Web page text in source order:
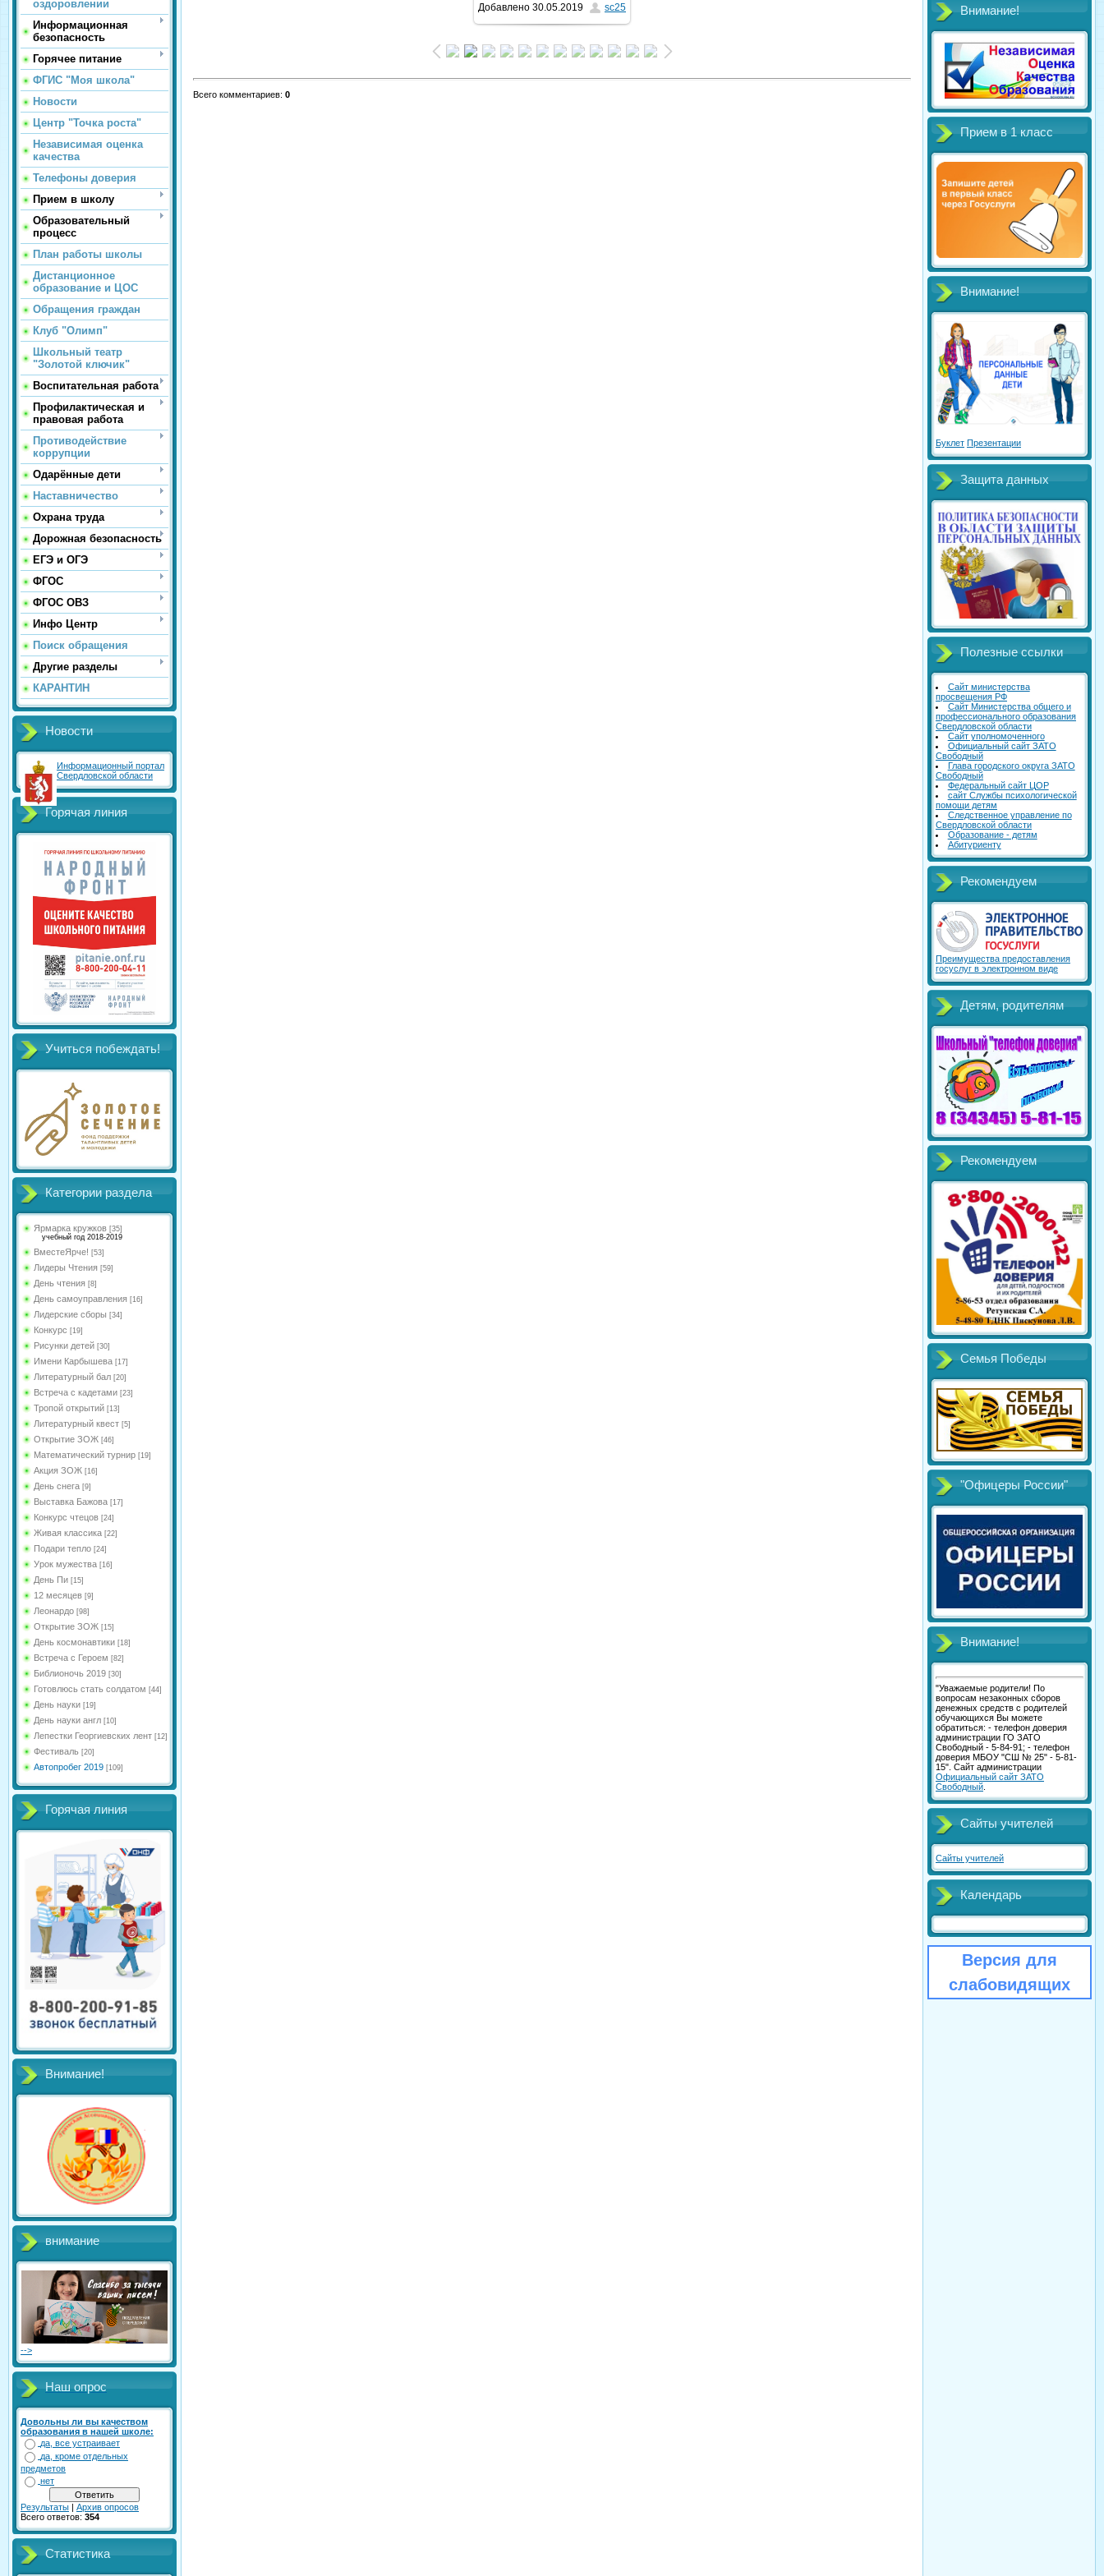
оздоровлении
Информационная
безопасность
Горячее питание
ФГИС "Моя школа"
Новости
Центр "Точка роста"
Независимая оценка
качества
Телефоны доверия
Прием в школу
Образовательный
процесс
План работы школы
Дистанционное
образование и ЦОС
Обращения граждан
Клуб "Олимп"
Школьный театр
"Золотой ключик"
Воспитательная работа
Профилактическая и
правовая работа
Противодействие
коррупции
Одарённые дети
Наставничество
Охрана труда
Дорожная безопасность
ЕГЭ и ОГЭ
ФГОС
ФГОС ОВЗ
Инфо Центр
Поиск обращения
Другие разделы
КАРАНТИН
Новости
Информационный портал
Свердловской области
Горячая линия
Учиться побеждать!
Категории раздела
Ярмарка кружков [35]
учебный год 2018-2019
ВместеЯрче! [53]
Лидеры Чтения [59]
День чтения [8]
День самоуправления [16]
Лидерские сборы [34]
Конкурс [19]
Рисунки детей [30]
Имени Карбышева [17]
Литературный бал [20]
Встреча с кадетами [23]
Тропой открытий [13]
Литературный квест [5]
Открытие ЗОЖ [46]
Математический турнир [19]
Акция ЗОЖ [16]
День снега [9]
Выставка Бажова [17]
Конкурс чтецов [24]
Живая классика [22]
Подари тепло [24]
Урок мужества [16]
День Пи [15]
12 месяцев [9]
Леонардо [98]
Открытие ЗОЖ [15]
День космонавтики [18]
Встреча с Героем [82]
Библионочь 2019 [30]
Готовлюсь стать солдатом [44]
День науки [19]
День науки англ [10]
Лепестки Георгиевских лент [12]
Фестиваль [20]
Автопробег 2019 [109]
Горячая линия
Внимание!
внимание
-->
Наш опрос
Довольны ли вы качеством
образования в нашей школе:
да, все устраивает
да, кроме отдельных
предметов
нет
Результаты | Архив опросов
Всего ответов: 354
Статистика
1024x683/ 371.5Kb
Добавлено 30.05.2019 sc25
Всего комментариев: 0
Внимание!
Прием в 1 класс
Внимание!
Буклет Презентации
Защита данных
Полезные ссылки
Сайт министерства
просвещения РФ
Сайт Министерства общего и
профессионального образования
Свердловской области
Сайт уполномоченного
Официальный сайт ЗАТО
Свободный
Глава городского округа ЗАТО
Свободный
Федеральный сайт ЦОР
сайт Службы психологической
помощи детям
Следственное управление по
Свердловской области
Образование - детям
Абитуриенту
Рекомендуем
Преимущества предоставления
госуслуг в электронном виде
Детям, родителям
Рекомендуем
Семья Победы
"Офицеры России"
Внимание!
"Уважаемые родители! По
вопросам незаконных сборов
денежных средств с родителей
обучающихся Вы можете
обратиться: - телефон доверия
администрации ГО ЗАТО
Свободный - 5-84-91; - телефон
доверия МБОУ "СШ № 25" - 5-81-
15". Сайт администрации
Официальный сайт ЗАТО
Свободный
Сайты учителей
Сайты учителей
Календарь
Версия для
слабовидящих